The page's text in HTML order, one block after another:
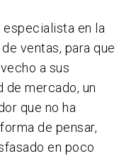
en la
ventas, para que
a sus
de mercado, un
que no ha
de pensar,
en poco